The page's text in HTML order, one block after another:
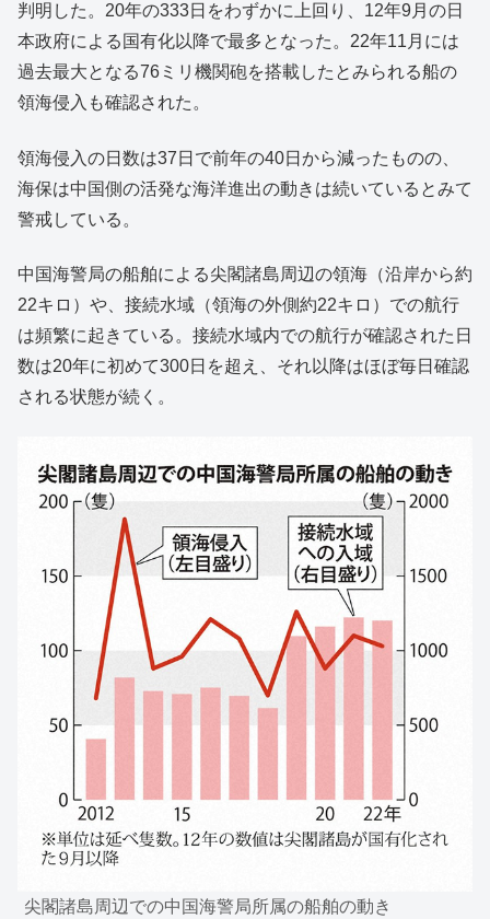
判明した。20年の333日をわずかに上回り、12年9月の日
本政府による国有化以降で最多となった。22年11月には
過去最大となる76ミリ機関砲を搭載したとみられる船の
領海侵入も確認された。
領海侵入の日数は37日で前年の40日から減ったものの、
海保は中国側の活発な海洋進出の動きは続いているとみて
警戒している。
中国海警局の船舶による尖閣諸島周辺の領海（沿岸から約
22キロ）や、接続水域（領海の外側約22キロ）での航行
は頻繁に起きている。接続水域内での航行が確認された日
数は20年に初めて300日を超え、それ以降はほぼ毎日確認
される状態が続く。
尖閣諸島周辺での中国海警局所属の船舶の動き